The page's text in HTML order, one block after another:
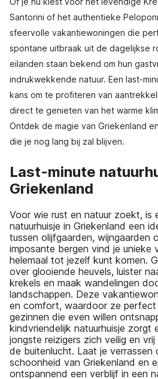
Santorini of het authentieke
sfeervolle vakantiewoningen die
spontane uitbraak uit de dagelijkse
eilanden staan bekend om hun
indrukwekkende natuur. Een last-
kans om te profiteren van
direct te genieten van het warme
Ontdek de magie van Griekenland
die je nog lang bij zal blijven.
Last-minute
Griekenland
Voor wie rust en natuur zoekt, is
natuurhuisje in Griekenland een
tussen olijfgaarden, wijngaarden
imposante bergen vind je unieke
helemaal tot jezelf kunt komen.
over glooiende heuvels, luister
krekels en maak wandelingen
landschappen. Deze
en comfort, waardoor ze
gezinnen die even willen
kindvriendelijk natuurhuisje
jongste reizigers zich veilig en
de buitenlucht. Laat je verrassen
schoonheid van Griekenland en
ontspannend een verblijf in een